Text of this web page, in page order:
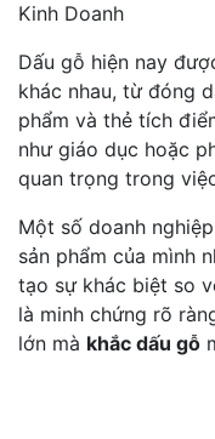
Kinh Doanh
Dấu gỗ hiện nay
khác nhau, từ đóng
phẩm và thẻ tích
như giáo dục hoặc
quan trọng trong
Một số doanh
sản phẩm của mình
tạo sự khác biệt so
là minh chứng rõ
lớn mà khắc dấu gỗ